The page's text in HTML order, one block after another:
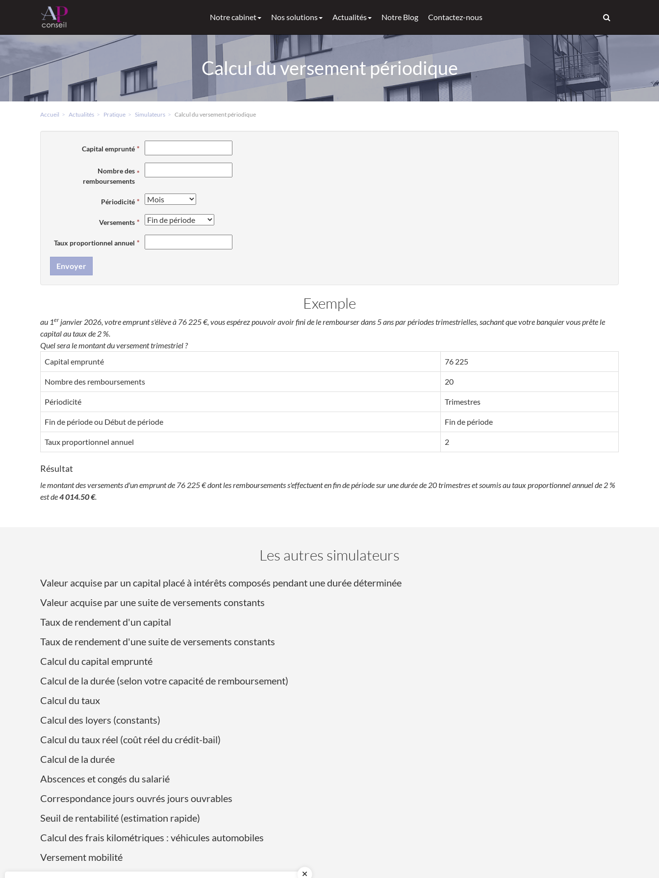
Notre cabinet Nos solutions Actualités Notre Blog Contactez-nous
Calcul du versement périodique
Accueil Actualités Pratique Simulateurs Calcul du versement périodique
Capital emprunté
Nombre des
remboursements
Périodicité
Versements
Taux proportionnel annuel
Envoyer
Exemple
au 1erjanvier 2026, votre emprunt s'élève à 76 225 €, vous espérez pouvoir avoir fini de le rembourser dans 5 ans par périodes trimestrielles, sachant que votre banquier vous prête le
capital au taux de 2 %.
Quel sera le montant du versement trimestriel ?
Capital emprunté
76 225
Nombre des remboursements 20
Périodicité Trimestres
Fin de période ou Début de période Fin de période
Taux proportionnel annuel 2
Résultat
le montant des versements d'un emprunt de 76 225 € dont les remboursements s'effectuent en fin de période sur une durée de 20 trimestres et soumis au taux proportionnel annuel de 2 %
est de4 014.50 €.
Les autres simulateurs
Valeur acquise par un capital placé à intérêts composés pendant une durée déterminée
Valeur acquise par une suite de versements constants
Taux de rendement d'un capital
Taux de rendement d'une suite de versements constants
Calcul du capital emprunté
Calcul de la durée (selon votre capacité de remboursement)
Calcul du taux
Calcul des loyers (constants)
Calcul du taux réel (coût réel du crédit-bail)
Calcul de la durée
Abscences et congés du salarié
Correspondance jours ouvrés jours ouvrables
Seuil de rentabilité (estimation rapide)
Calcul des frais kilométriques : véhicules automobiles
Versement mobilité